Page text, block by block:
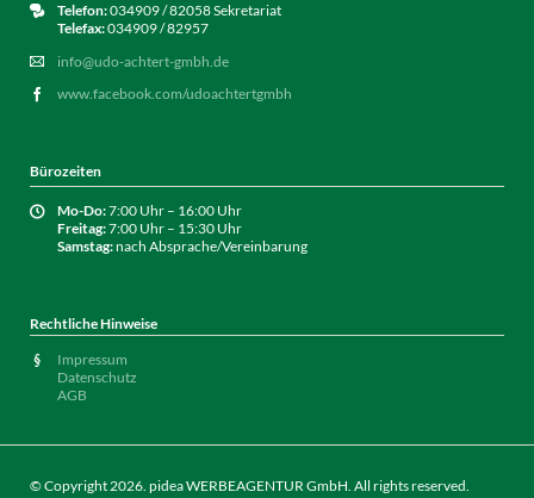
Telefon:034909 / 82058 Sekretariat
Telefax:034909 / 82957
info@udo-achtert-gmbh.de
www.facebook.com/udoachtertgmbh
Bürozeiten
Mo-Do:7:00 Uhr – 16:00 Uhr
Freitag:7:00 Uhr – 15:30 Uhr
Samstag:nach Absprache/Vereinbarung
Rechtliche Hinweise
Impressum
Datenschutz
AGB
© Copyright 2026. pidea WERBEAGENTUR GmbH . All rights reserved.